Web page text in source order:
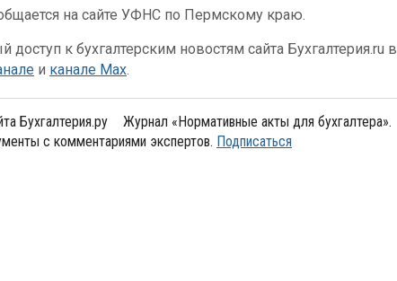
на сайте УФНС по Пермскому краю.
доступ к бухгалтерским новостям сайта Бухгалтерия.ru в
и канале Max.
Бухгалтерия.ру
Журнал «Нормативные акты для бухгалтера».
с комментариями экспертов. Подписаться